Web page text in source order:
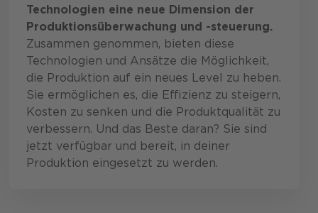
Technologien eine neue Dimension der
Produktionsüberwachung und -steuerung.
Zusammen genommen, bieten diese
Technologien und Ansätze die Möglichkeit,
die Produktion auf ein neues Level zu heben.
Sie ermöglichen es, die Effizienz zu steigern,
Kosten zu senken und die Produktqualität zu
verbessern. Und das Beste daran? Sie sind
jetzt verfügbar und bereit, in deiner
Produktion eingesetzt zu werden.